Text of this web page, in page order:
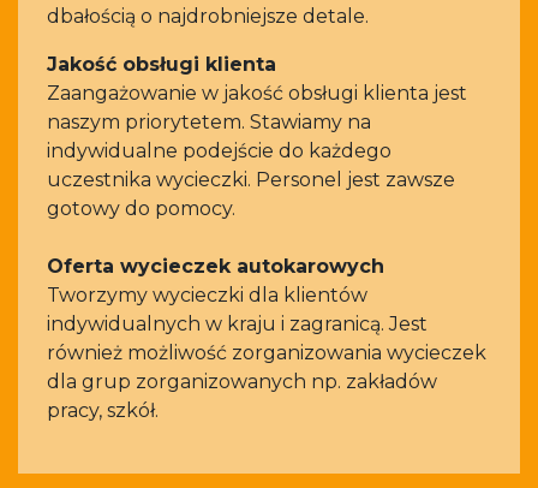
dbałością o najdrobniejsze detale.
Jakość obsługi klienta
Zaangażowanie w jakość obsługi klienta jest
naszym priorytetem. Stawiamy na
indywidualne podejście do każdego
uczestnika wycieczki. Personel jest zawsze
gotowy do pomocy.
Oferta wycieczek autokarowych
Tworzymy wycieczki dla klientów
indywidualnych w kraju i zagranicą. Jest
również możliwość zorganizowania wycieczek
dla grup zorganizowanych np. zakładów
pracy, szkół.